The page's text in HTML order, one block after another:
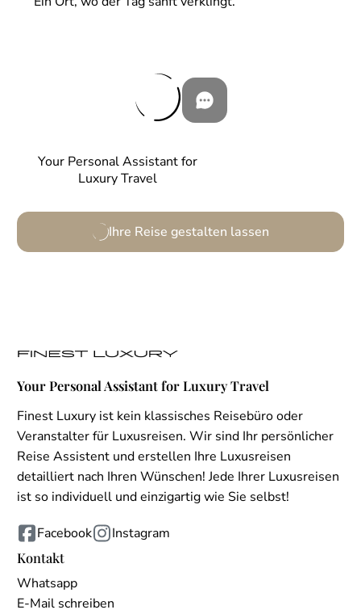
Your Personal Assistant for
Luxury Travel
Ihre Reise gestalten lassen
Your Personal Assistant for Luxury Travel
Finest Luxury ist kein klassisches Reisebüro oder
Veranstalter für Luxusreisen. Wir sind Ihr persönlicher
Reise Assistent und erstellen Ihre Luxusreisen
detailliert nach Ihren Wünschen! Jede Ihrer Luxusreisen
ist so individuell und einzigartig wie Sie selbst!
Facebook
Instagram
Kontakt
Whatsapp
E-Mail schreiben